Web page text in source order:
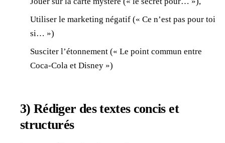
Utiliser le marketing négatif (« Ce n’est pas pour toi
si… »)
Susciter l’étonnement (« Le point commun entre
Coca-Cola et Disney »)
3)Rédiger des textes concis et
structurés